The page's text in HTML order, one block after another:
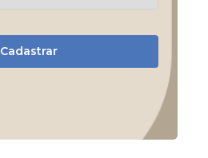
Cadastrar